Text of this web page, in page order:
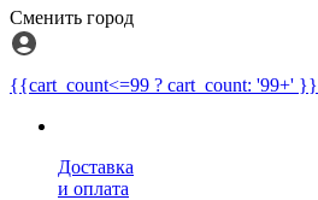
Сменить город
{{cart_count<=99 ? cart_count: '99+' }}
Доставка
и оплата